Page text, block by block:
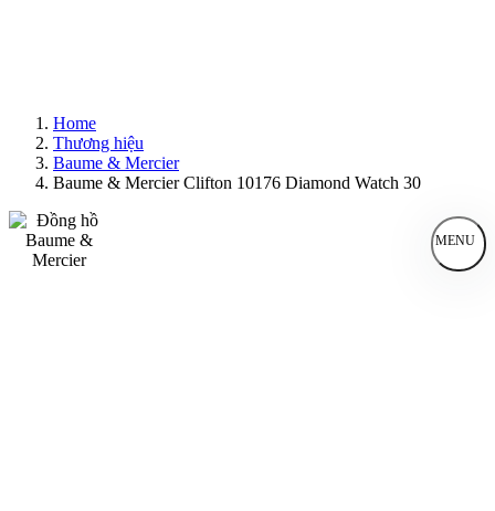
Home
Thương hiệu
Baume & Mercier
Baume & Mercier Clifton 10176 Diamond Watch 30
MENU